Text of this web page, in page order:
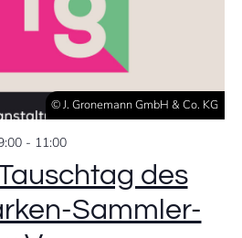
© J. Gronemann GmbH & Co. KG
- 11:00
des
Sammler-